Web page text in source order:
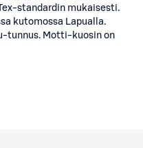
standardin mukaisesti.
kutomossa Lapualla.
tunnus. Motti-kuosin on